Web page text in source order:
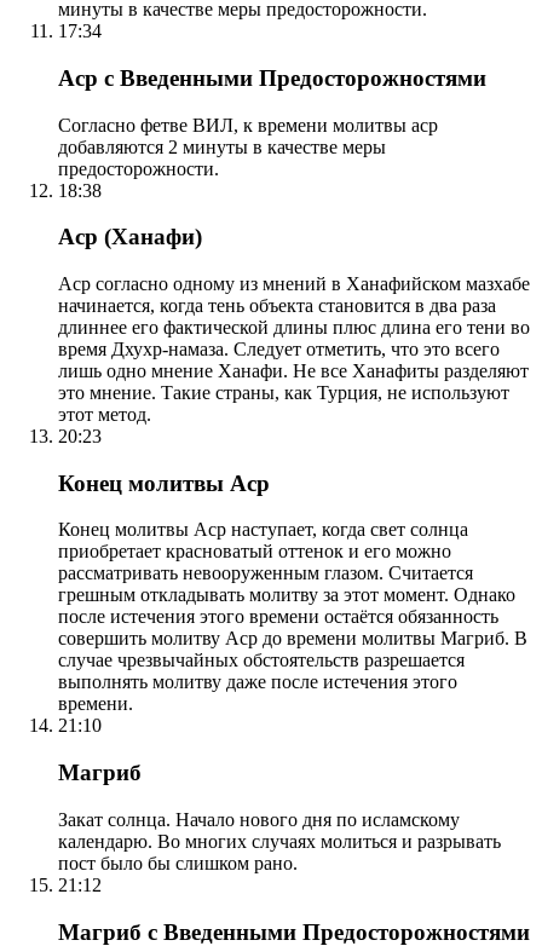
минуты в качестве меры предосторожности.
17:34
Аср с Введенными Предосторожностями
Согласно фетве ВИЛ, к времени молитвы аср
добавляются 2 минуты в качестве меры
предосторожности.
18:38
Аср (Ханафи)
Аср согласно одному из мнений в Ханафийском мазхабе
начинается, когда тень объекта становится в два раза
длиннее его фактической длины плюс длина его тени во
время Дхухр-намаза. Следует отметить, что это всего
лишь одно мнение Ханафи. Не все Ханафиты разделяют
это мнение. Такие страны, как Турция, не используют
этот метод.
20:23
Конец молитвы Аср
Конец молитвы Аср наступает, когда свет солнца
приобретает красноватый оттенок и его можно
рассматривать невооруженным глазом. Считается
грешным откладывать молитву за этот момент. Однако
после истечения этого времени остаётся обязанность
совершить молитву Аср до времени молитвы Магриб. В
случае чрезвычайных обстоятельств разрешается
выполнять молитву даже после истечения этого
времени.
21:10
Магриб
Закат солнца. Начало нового дня по исламскому
календарю. Во многих случаях молиться и разрывать
пост было бы слишком рано.
21:12
Магриб с Введенными Предосторожностями